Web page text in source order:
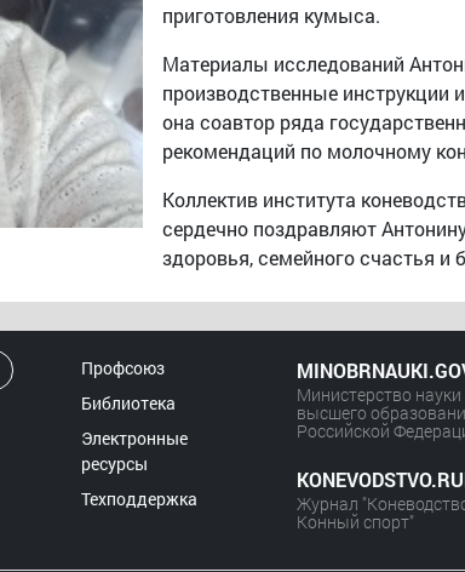
приготовления кумыса.
Материалы исследований
производственные инструкции
она соавтор ряда
рекомендаций по молочному
Коллектив института
сердечно поздравляют
здоровья, семейного счастья и
Профсоюз
Библиотека
Электронные
ресурсы
Техподдержка
Министерство науки
высшего
Российской
Журнал
Конный спорт"